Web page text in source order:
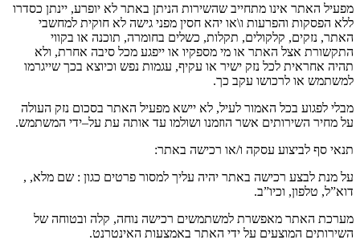
מפעיל האתר אינו מתחייב שהשירות הניתן באתר לא יופרע, יינתן כסדרו
ללא הפסקות והפרעות ו\או יהא חסין מפני גישה לא חוקית למחשבי
האתר, נזקים, קלקולים, תקלות, כשלים בחומרה, תוכנה או בקווי
התקשורת אצל האתר או מי מספקיו או ייפגע מכל סיבה אחרת, ולא
תהיה אחראית לכל נזק ישיר או עקיף, עגמות נפש וכיוצא בכך שייגרמו
למשתמש או לרכושו עקב כך.
מבלי לפגוע בכל האמור לעיל, לא יישא מפעיל האתר בסכום נזק העולה
על מחיר השירותים אשר הוזמנו ושולמו עד אותה עת על–ידי המשתמש.
תנאי סף לביצוע עסקה ו/או רכישה באתר:
על מנת לבצע רכישה באתר יהיה עליך למסור פרטים כגון : שם מלא, ,
דוא”ל, טלפון, וכיו”ב.
מערכת האתר מאפשרת למשתמשים רכישה נוחה, קלה ובטוחה של
השירותים המוצעים על ידי האתר באמצעות האינטרנט.